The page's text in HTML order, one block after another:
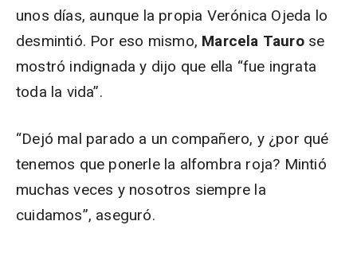
unos días, aunque la propia Verónica Ojeda lo
desmintió. Por eso mismo, Marcela Taurose
mostró indignada y dijo que ella “fue ingrata
toda la vida”.
“Dejó mal parado a un compañero, y ¿por qué
tenemos que ponerle la alfombra roja? Mintió
muchas veces y nosotros siempre la
cuidamos”, aseguró.